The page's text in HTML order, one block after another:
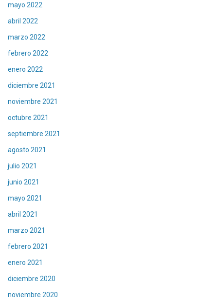
mayo 2022
abril 2022
marzo 2022
febrero 2022
enero 2022
diciembre 2021
noviembre 2021
octubre 2021
septiembre 2021
agosto 2021
julio 2021
junio 2021
mayo 2021
abril 2021
marzo 2021
febrero 2021
enero 2021
diciembre 2020
noviembre 2020